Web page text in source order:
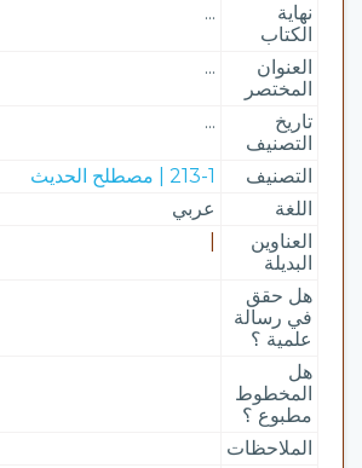
نهاية
الكتاب
...
العنوان
المختصر
...
تاريخ
التصنيف
...
التصنيف
213-1 | مصطلح الحديث
اللغة
عربي
العناوين
البديلة
هل حقق
في رسالة
علمية ؟
هل
المخطوط
مطبوع ؟
الملاحظات